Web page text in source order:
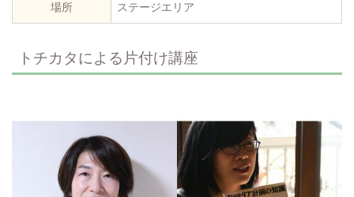
場所 ステージエリア
トチカタによる片付け講座